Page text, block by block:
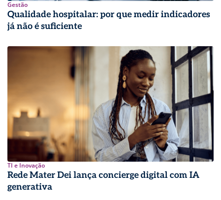
Gestão
Qualidade hospitalar: por que medir indicadores
já não é suficiente
TI e Inovação
Rede Mater Dei lança concierge digital com IA
generativa